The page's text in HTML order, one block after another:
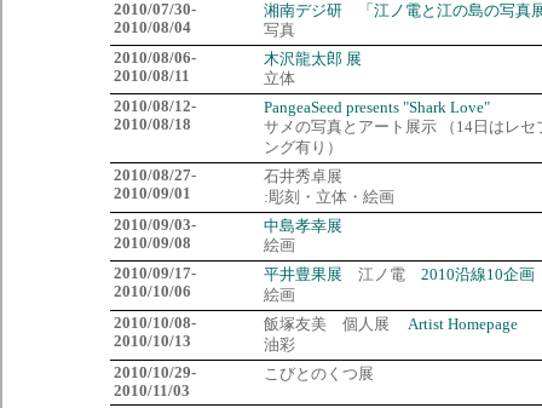
2010/07/30-
2010/08/04
湘南デジ研 「江ノ電と江の島の写真
写真
2010/08/06-
2010/08/11
木沢龍太郎 展
立体
2010/08/12-
2010/08/18
PangeaSeed presents "Shark Love"
サメの写真とアート展示 （14日はレ
ング有り）
2010/08/27-
2010/09/01
石井秀卓展
:彫刻・立体・絵画
2010/09/03-
2010/09/08
中島孝幸展
絵画
2010/09/17-
2010/10/06
平井豊果展 江ノ電 2010沿線10企画
絵画
2010/10/08-
2010/10/13
飯塚友美 個人展
Artist Homepage
油彩
2010/10/29-
2010/11/03
こびとのくつ展